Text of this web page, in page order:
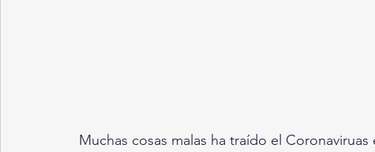
Muchas cosas malas ha traído el